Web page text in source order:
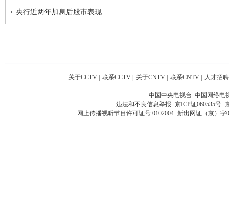
央行近两年加息后股市表现
关于CCTV 联系CCTV 关于CNTV 联系CNTV 人才招聘
中国中央电视台 中国网络电
违法和不良信息举报 京ICP证060535号
网上传播视听节目许可证号 0102004 新出网证（京）